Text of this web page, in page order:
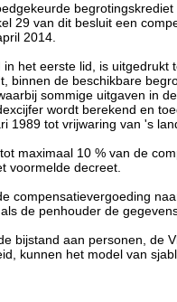
29 van dit besluit een
2014.
het eerste lid, is
binnen de beschikbare
sommige uitgaven in
wordt berekend en
1989 tot vrijwaring van 's
maximaal 10 % van de
voormelde decreet.
compensatievergoeding
de penhouder de
bijstand aan personen, de
kunnen het model van